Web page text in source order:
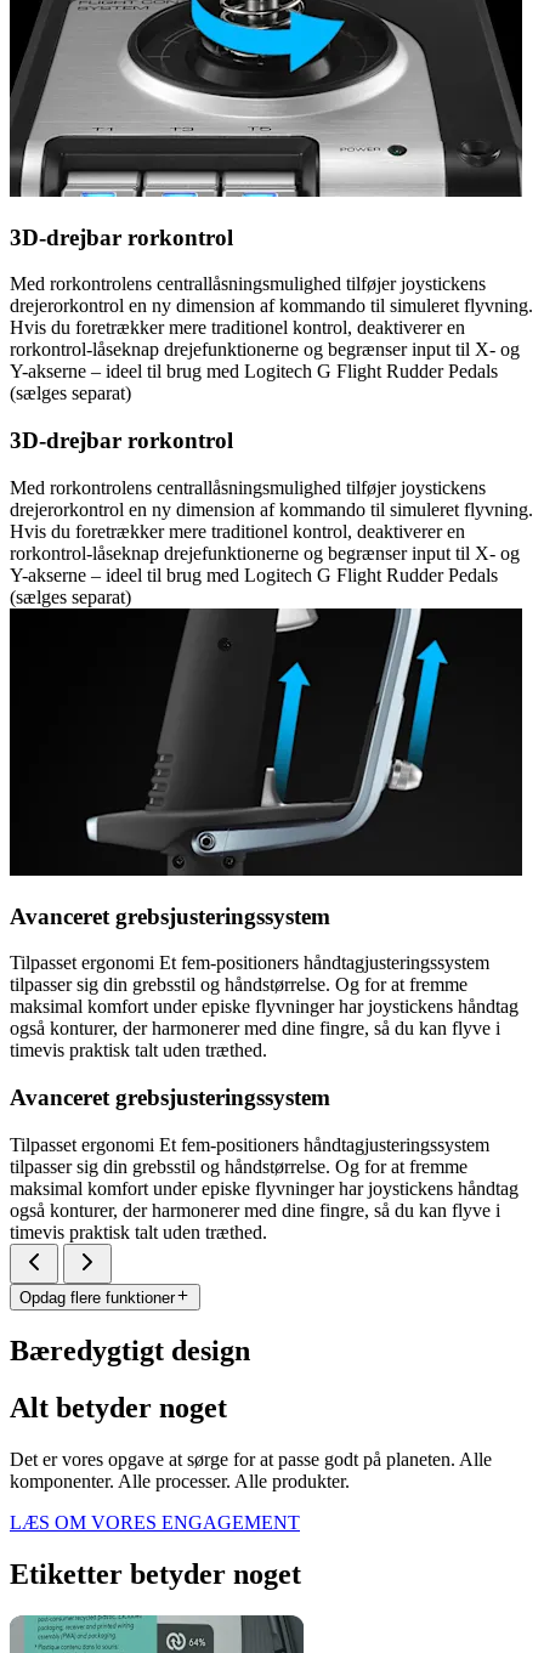
3D-drejbar rorkontrol
Med rorkontrolens centrallåsningsmulighed tilføjer joystickens
drejerorkontrol en ny dimension af kommando til simuleret flyvning.
Hvis du foretrækker mere traditionel kontrol, deaktiverer en
rorkontrol-låseknap drejefunktionerne og begrænser input til X- og
Y-akserne – ideel til brug med Logitech G Flight Rudder Pedals
(sælges separat)
3D-drejbar rorkontrol
Med rorkontrolens centrallåsningsmulighed tilføjer joystickens
drejerorkontrol en ny dimension af kommando til simuleret flyvning.
Hvis du foretrækker mere traditionel kontrol, deaktiverer en
rorkontrol-låseknap drejefunktionerne og begrænser input til X- og
Y-akserne – ideel til brug med Logitech G Flight Rudder Pedals
(sælges separat)
Avanceret grebsjusteringssystem
Tilpasset ergonomi Et fem-positioners håndtagjusteringssystem
tilpasser sig din grebsstil og håndstørrelse. Og for at fremme
maksimal komfort under episke flyvninger har joystickens håndtag
også konturer, der harmonerer med dine fingre, så du kan flyve i
timevis praktisk talt uden træthed.
Avanceret grebsjusteringssystem
Tilpasset ergonomi Et fem-positioners håndtagjusteringssystem
tilpasser sig din grebsstil og håndstørrelse. Og for at fremme
maksimal komfort under episke flyvninger har joystickens håndtag
også konturer, der harmonerer med dine fingre, så du kan flyve i
timevis praktisk talt uden træthed.
Opdag flere funktioner
Bæredygtigt design
Alt betyder noget
Det er vores opgave at sørge for at passe godt på planeten. Alle
komponenter. Alle processer. Alle produkter.
LÆS OM VORES ENGAGEMENT
Etiketter betyder noget